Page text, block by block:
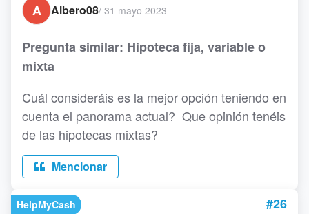
A
Albero08/ 31 mayo 2023
Pregunta similar: Hipoteca fija, variable o
mixta
Cuál consideráis es la mejor opción teniendo en
cuenta el panorama actual? Que opinión tenéis
de las hipotecas mixtas?
Mencionar
HelpMyCash #26